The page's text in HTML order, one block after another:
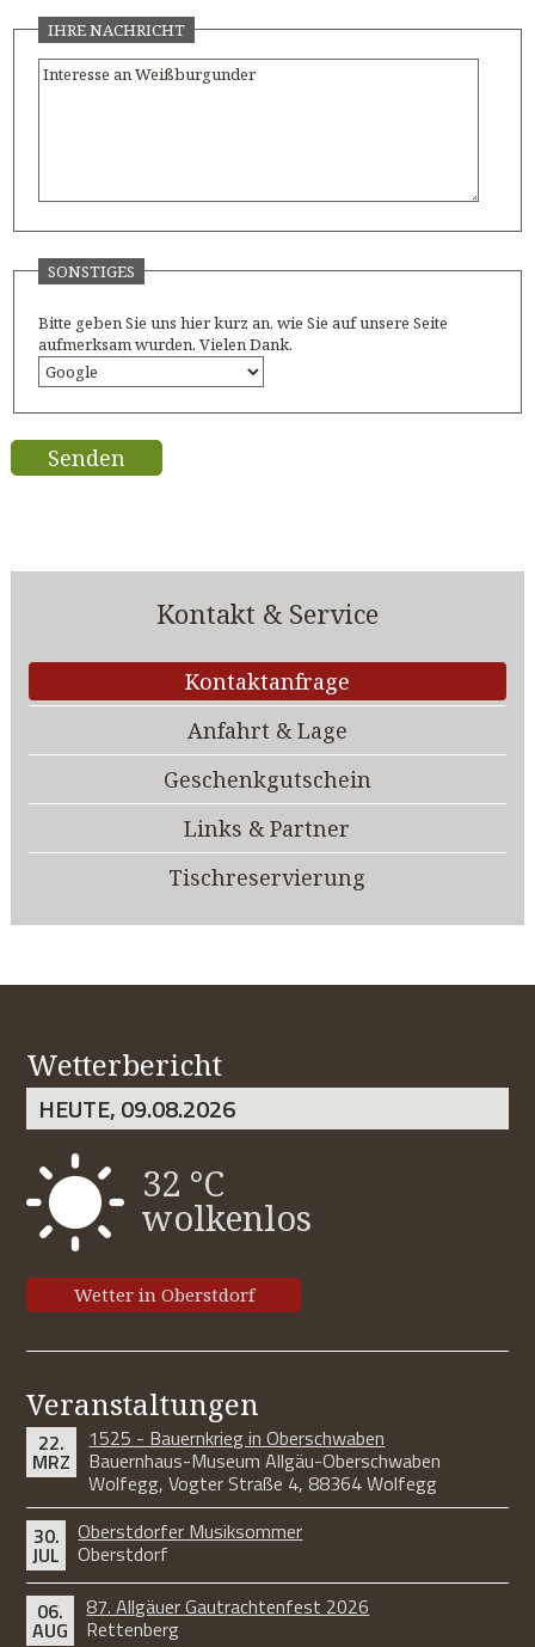
IHRE NACHRICHT
SONSTIGES
Bitte geben Sie uns hier kurz an, wie Sie auf unsere Seite
aufmerksam wurden. Vielen Dank.
Senden
Kontakt & Service
Kontaktanfrage
Anfahrt & Lage
Geschenkgutschein
Links & Partner
Tischreservierung
Wetterbericht
HEUTE, 09.08.2026
32 °C
wolkenlos
Wetter in Oberstdorf
Veranstaltungen
22.
MRZ
1525 - Bauernkrieg in Oberschwaben
Bauernhaus-Museum Allgäu-Oberschwaben
Wolfegg, Vogter Straße 4, 88364 Wolfegg
30.
JUL
Oberstdorfer Musiksommer
Oberstdorf
06.
AUG
87. Allgäuer Gautrachtenfest 2026
Rettenberg